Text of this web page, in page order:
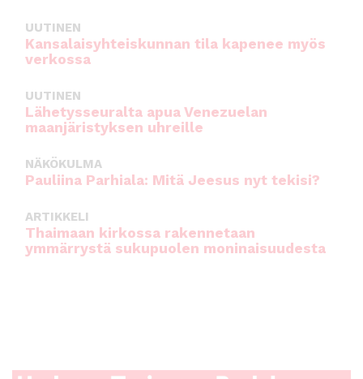
UUTINEN
Kansalaisyhteiskunnan tila kapenee myös
verkossa
UUTINEN
Lähetysseuralta apua Venezuelan
maanjäristyksen uhreille
NÄKÖKULMA
Pauliina Parhiala: Mitä Jeesus nyt tekisi?
ARTIKKELI
Thaimaan kirkossa rakennetaan
ymmärrystä sukupuolen moninaisuudesta